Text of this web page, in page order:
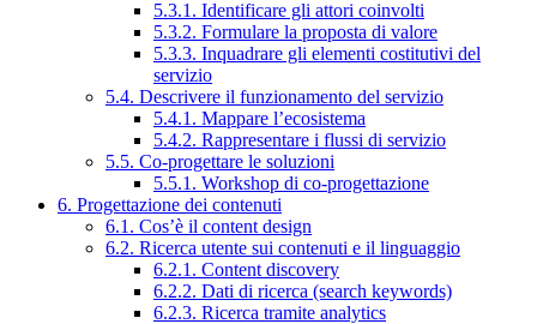
5.3.1. Identificare gli attori coinvolti
5.3.2. Formulare la proposta di valore
5.3.3. Inquadrare gli elementi costitutivi del
servizio
5.4. Descrivere il funzionamento del servizio
5.4.1. Mappare l’ecosistema
5.4.2. Rappresentare i flussi di servizio
5.5. Co-progettare le soluzioni
5.5.1. Workshop di co-progettazione
6. Progettazione dei contenuti
6.1. Cos’è il content design
6.2. Ricerca utente sui contenuti e il linguaggio
6.2.1. Content discovery
6.2.2. Dati di ricerca (search keywords)
6.2.3. Ricerca tramite analytics